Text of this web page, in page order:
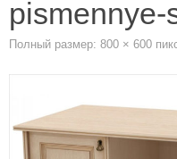
pismennye-
Полный размер: 800 × 600